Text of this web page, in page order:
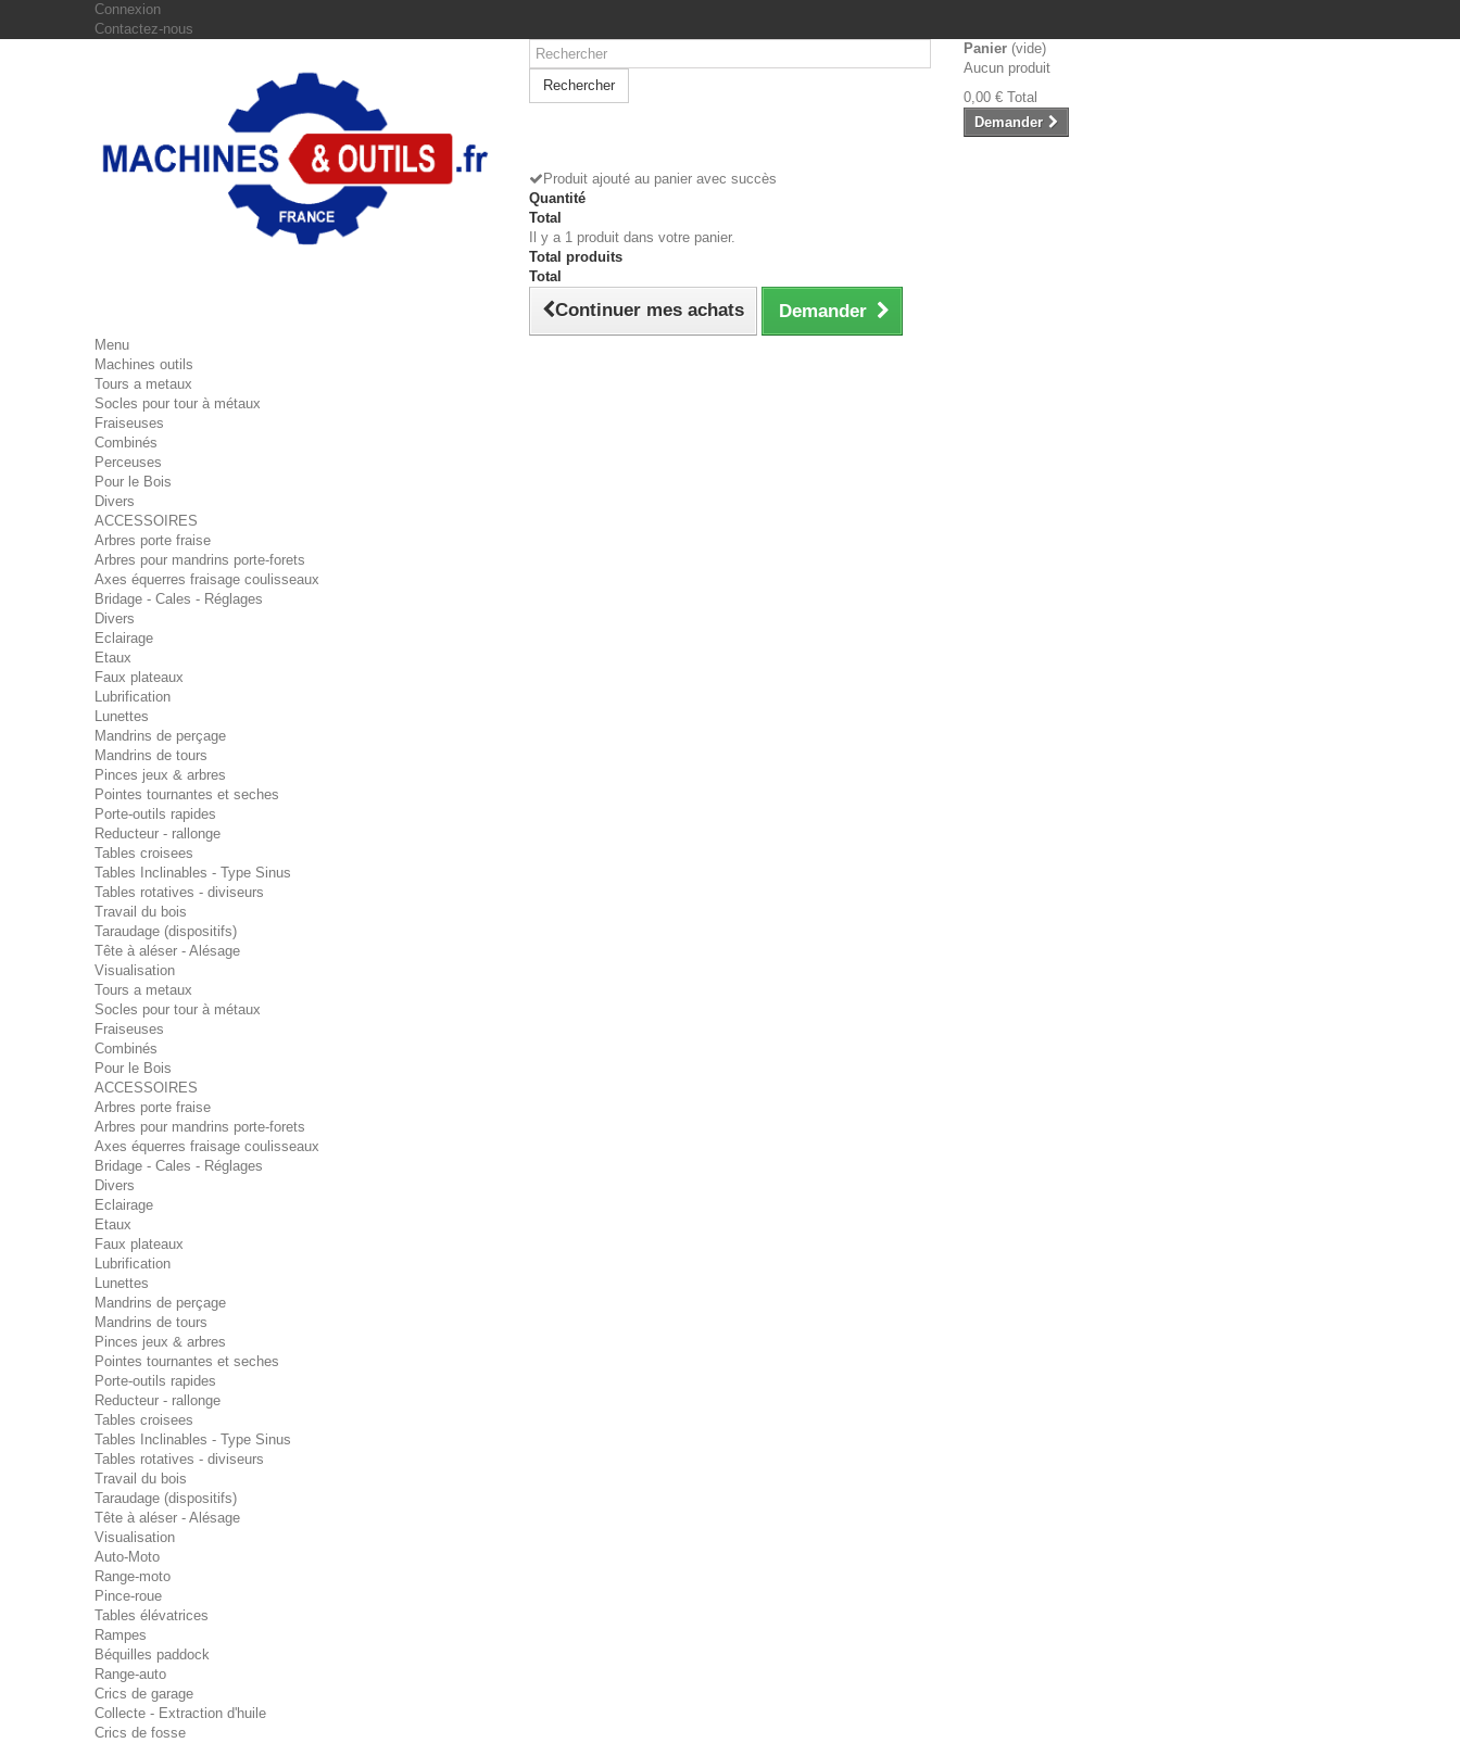
Connexion
Contactez-nous
Rechercher
Panier (vide)
Aucun produit
0,00 € Total
Demander
Produit ajouté au panier avec succès
Quantité
Total
Il y a 1 produit dans votre panier.
Total produits
Total
Continuer mes achats Demander
Menu
Machines outils
Tours a metaux
Socles pour tour à métaux
Fraiseuses
Combinés
Perceuses
Pour le Bois
Divers
ACCESSOIRES
Arbres porte fraise
Arbres pour mandrins porte-forets
Axes équerres fraisage coulisseaux
Bridage - Cales - Réglages
Divers
Eclairage
Etaux
Faux plateaux
Lubrification
Lunettes
Mandrins de perçage
Mandrins de tours
Pinces jeux & arbres
Pointes tournantes et seches
Porte-outils rapides
Reducteur - rallonge
Tables croisees
Tables Inclinables - Type Sinus
Tables rotatives - diviseurs
Travail du bois
Taraudage (dispositifs)
Tête à aléser - Alésage
Visualisation
Tours a metaux
Socles pour tour à métaux
Fraiseuses
Combinés
Pour le Bois
ACCESSOIRES
Arbres porte fraise
Arbres pour mandrins porte-forets
Axes équerres fraisage coulisseaux
Bridage - Cales - Réglages
Divers
Eclairage
Etaux
Faux plateaux
Lubrification
Lunettes
Mandrins de perçage
Mandrins de tours
Pinces jeux & arbres
Pointes tournantes et seches
Porte-outils rapides
Reducteur - rallonge
Tables croisees
Tables Inclinables - Type Sinus
Tables rotatives - diviseurs
Travail du bois
Taraudage (dispositifs)
Tête à aléser - Alésage
Visualisation
Auto-Moto
Range-moto
Pince-roue
Tables élévatrices
Rampes
Béquilles paddock
Range-auto
Crics de garage
Collecte - Extraction d'huile
Crics de fosse